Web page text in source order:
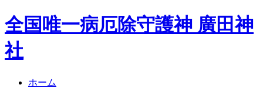
全国唯一病厄除守護神 廣田神
社
ホーム